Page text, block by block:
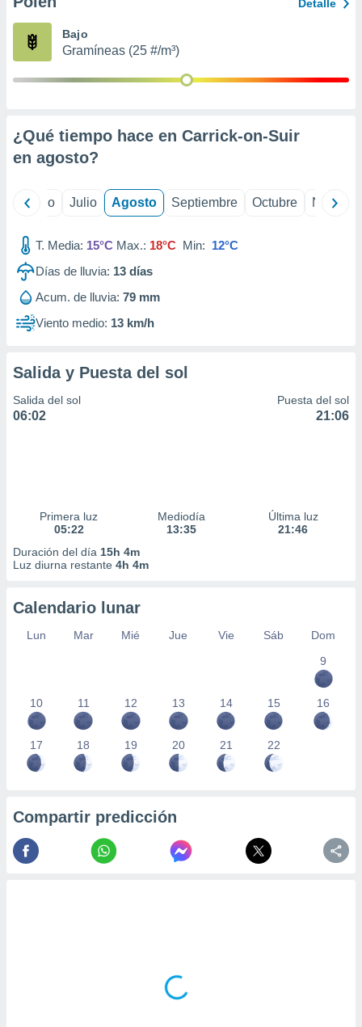
publicidad
1199
Detalle
Bajo
Gramíneas (25 #/m³)
¿Qué tiempo hace en Carrick-on-Suir
en agosto?
Junio Julio Agosto Septiembre Octubre
T. Media: 15°C Max.: 18°C Min: 12°C
Días de lluvia: 13 días
Acum. de lluvia: 79 mm
Viento medio: 13 km/h
Salida y Puesta del sol
Salida del sol
06:02
Puesta del sol
21:06
Primera luz
05:22
Mediodía
13:35
Última luz
21:46
Duración del día 15h 4m
Luz diurna restante 4h 4m
Calendario lunar
Lun Mar Mié Jue Vie Sáb
Dom
9
10 11 12 13 14 15 16
17 18 19 20 21 22
Compartir predicción